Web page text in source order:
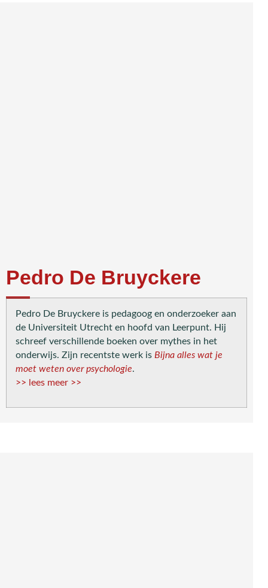
Pedro De Bruyckere
Pedro De Bruyckere is pedagoog en onderzoeker aan
de Universiteit Utrecht en hoofd van Leerpunt. Hij
schreef verschillende boeken over mythes in het
onderwijs. Zijn recentste werk is Bijna alles wat je
moet weten over psychologie.
>> lees meer >>